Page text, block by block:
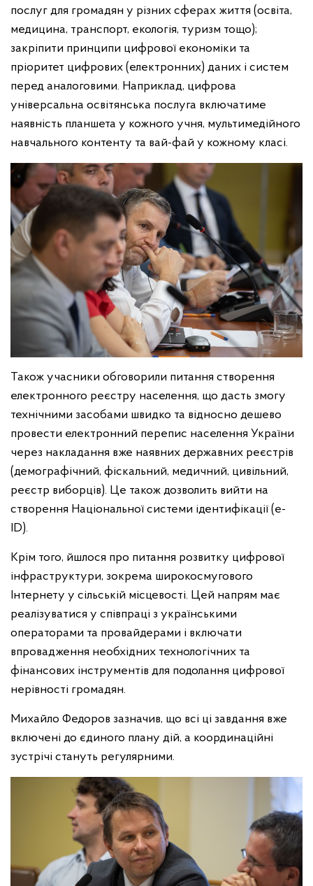
послуг для громадян у різних сферах життя (освіта,
медицина, транспорт, екологія, туризм тощо);
закріпити принципи цифрової економіки та
пріоритет цифрових (електронних) даних і систем
перед аналоговими. Наприклад, цифрова
універсальна освітянська послуга включатиме
наявність планшета у кожного учня, мультимедійного
навчального контенту та вай-фай у кожному класі.
Також учасники обговорили питання створення
електронного реєстру населення, що дасть змогу
технічними засобами швидко та відносно дешево
провести електронний перепис населення України
через накладання вже наявних державних реєстрів
(демографічний, фіскальний, медичний, цивільний,
реєстр виборців). Це також дозволить вийти на
створення Національної системи ідентифікації (e-
ID).
Крім того, йшлося про питання розвитку цифрової
інфраструктури, зокрема широкосмугового
Інтернету у сільській місцевості. Цей напрям має
реалізуватися у співпраці з українськими
операторами та провайдерами і включати
впровадження необхідних технологічних та
фінансових інструментів для подолання цифрової
нерівності громадян.
Михайло Федоров зазначив, що всі ці завдання вже
включені до єдиного плану дій, а координаційні
зустрічі стануть регулярними.